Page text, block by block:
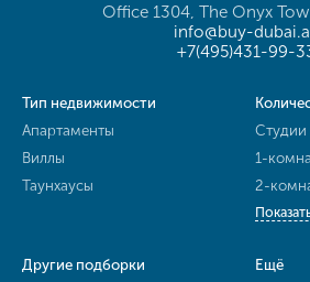
Office 1304, The Onyx
info@buy-
+7(495)431-99-
Тип недвижимости
Апартаменты
Виллы
Таунхаусы
Студии
1-
2-
Другие подборки
Ещё